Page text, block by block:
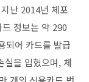
난 2014년 체포
정보는 약 290
되어 카드를 발급
실을 입혔으며, 체